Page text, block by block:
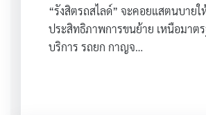
“รังสิตรถสไลด์” จะคอยแสตนบายใ
ประสิทธิภาพการขนย้าย เหนือมาต
บริการ รถยก กาญจ…